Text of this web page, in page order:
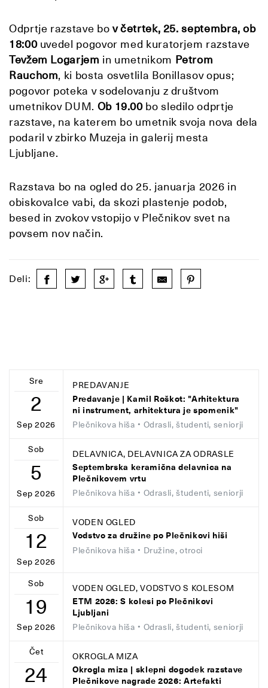
Odprtje razstave bov četrtek, 25. septembra, ob
18:00uvedel pogovor med kuratorjem razstave
Tevžem Logarjem in umetnikom Petrom
Rauchom, ki bosta osvetlila Bonillasov opus;
pogovor poteka v sodelovanju z društvom
umetnikov DUM. Ob 19.00bo sledilo odprtje
razstave, na katerem bo umetnik svoja nova dela
podaril v zbirko Muzeja in galerij mesta
Ljubljane.
Razstava bo na ogled do 25. januarja 2026 in
obiskovalce vabi, da skozi plastenje podob,
besed in zvokov vstopijo v Plečnikov svet na
povsem nov način.
Deli:
Sre
2
Sep 2026
PREDAVANJE
Predavanje | Kamil Roškot: "Arhitektura
ni instrument, arhitektura je spomenik"
Plečnikova hiša • Odrasli, študenti, seniorji
Sob
5
Sep 2026
DELAVNICA, DELAVNICA ZA ODRASLE
Septembrska keramična delavnica na
Plečnikovem vrtu
Plečnikova hiša • Odrasli, študenti, seniorji
Sob
12
Sep 2026
VODEN OGLED
Vodstvo za družine po Plečnikovi hiši
Plečnikova hiša • Družine, otroci
Sob
19
Sep 2026
VODEN OGLED, VODSTVO S KOLESOM
ETM 2026: S kolesi po Plečnikovi
Ljubljani
Plečnikova hiša • Odrasli, študenti, seniorji
Čet
24
OKROGLA MIZA
Okrogla miza | sklepni dogodek razstave
Plečnikove nagrade 2026: Artefakti